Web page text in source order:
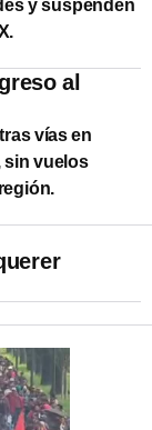
y suspenden
al
vías en
sin vuelos